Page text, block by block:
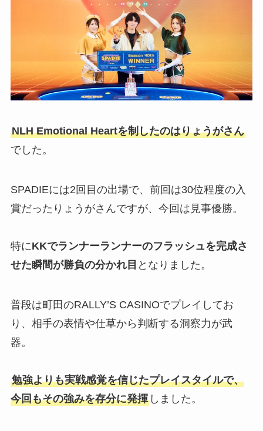
NLH Emotional Heartを制したのはりょうがさん
でした。
SPADIEには2回目の出場で、前回は30位程度の入
賞だったりょうがさんですが、今回は見事優勝。
特にKKでランナーランナーのフラッシュを完成さ
せた瞬間が勝負の分かれ目 となりました。
普段は町田のRALLY’S CASINOでプレイしてお
り、相手の表情や仕草から判断する洞察力が武
器。
勉強よりも実戦感覚を信じたプレイスタイルで、
今回もその強みを存分に発揮しました。